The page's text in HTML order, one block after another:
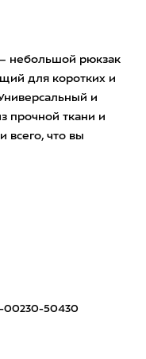
небольшой рюкзак
для коротких и
и
прочной ткани и
всего, что вы
00230-50430